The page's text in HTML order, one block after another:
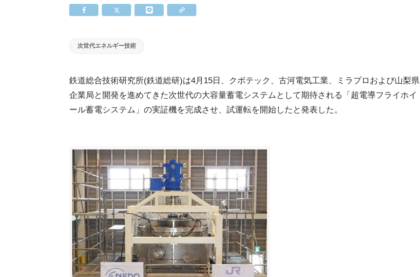
次世代エネルギー技術
鉄道総合技術研究所(鉄道総研)は4月15日、クボテック、古河電気工業、ミラプロおよび山梨県
企業局と開発を進めてきた次世代の大容量蓄電システムとして期待される「超電導フライホイ
ール蓄電システム」の実証機を完成させ、試運転を開始したと発表した。